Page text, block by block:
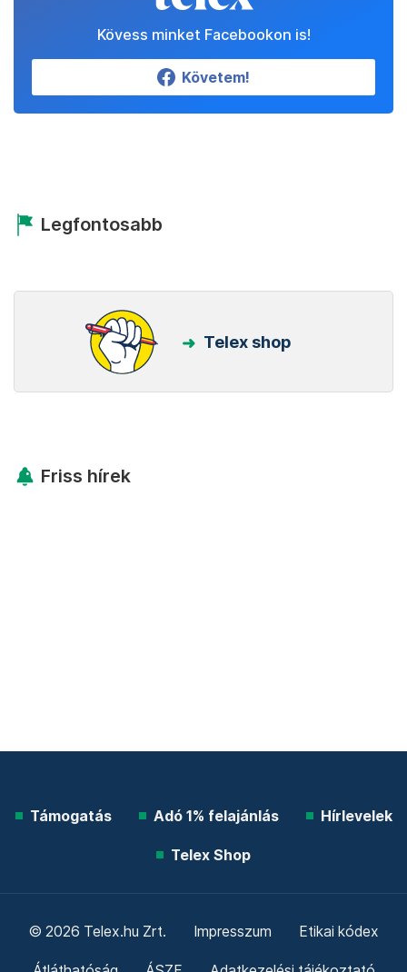
Kövess minket Facebookon is!
Követem!
Legfontosabb
Telex shop
Friss hírek
Támogatás Adó 1% felajánlás Hírlevelek
Telex Shop
© 2026 Telex.hu Zrt. Impresszum Etikai kódex